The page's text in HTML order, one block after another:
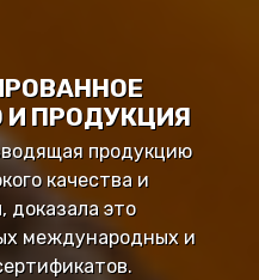
И ПРОДУКЦИЯ
продукцию
качества и
доказала это
международных и